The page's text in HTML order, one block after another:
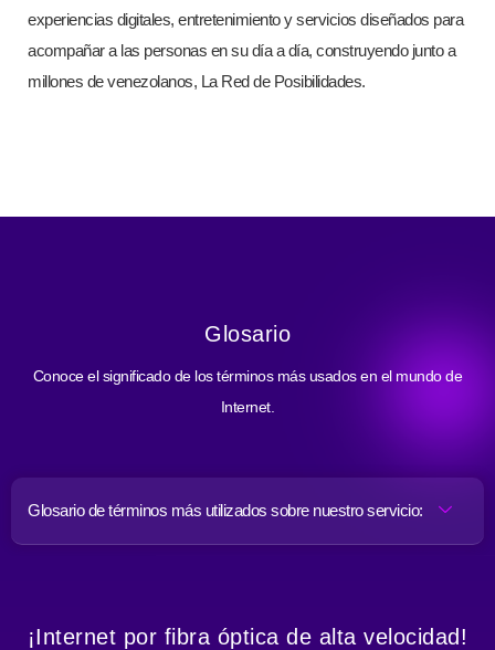
experiencias digitales, entretenimiento y servicios diseñados para
acompañar a las personas en su día a día, construyendo junto a
millones de venezolanos, La Red de Posibilidades.
Glosario
Conoce el significado de los términos más usados en el mundo de
Internet.
Glosario de términos más utilizados sobre nuestro servicio:
¡Internet por fibra óptica de alta velocidad!